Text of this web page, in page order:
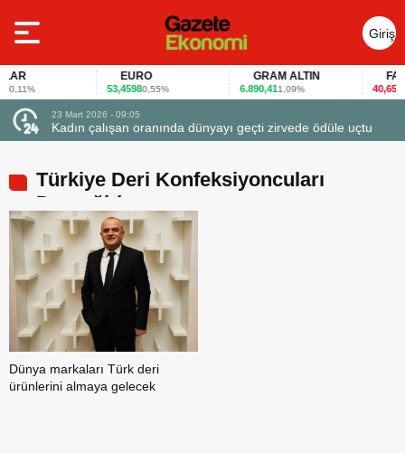
Giriş
Yap
EURO
53,45980,55%
GRAM ALTIN
6.890,411,09%
FAİZ
40,65-
23 Mart 2026 - 09:05
Kadın çalışan oranında dünyayı geçti zirvede ödüle uçtu
Türkiye Deri Konfeksiyoncuları
Derneği (
Dünya markaları Türk deri
ürünlerini almaya gelecek